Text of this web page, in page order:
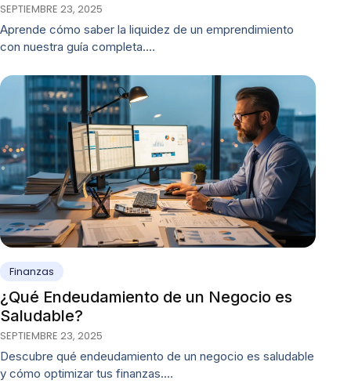
SEPTIEMBRE 23, 2025
Aprende cómo saber la liquidez de un emprendimiento
con nuestra guía completa.…
Finanzas
¿Qué Endeudamiento de un Negocio es
Saludable?
SEPTIEMBRE 23, 2025
Descubre qué endeudamiento de un negocio es saludable
y cómo optimizar tus finanzas.…